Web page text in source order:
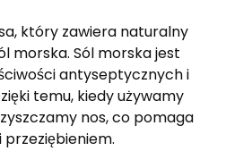
który zawiera naturalny
morska. Sól morska jest
antyseptycznych i
temu, kiedy używamy
nos, co pomaga